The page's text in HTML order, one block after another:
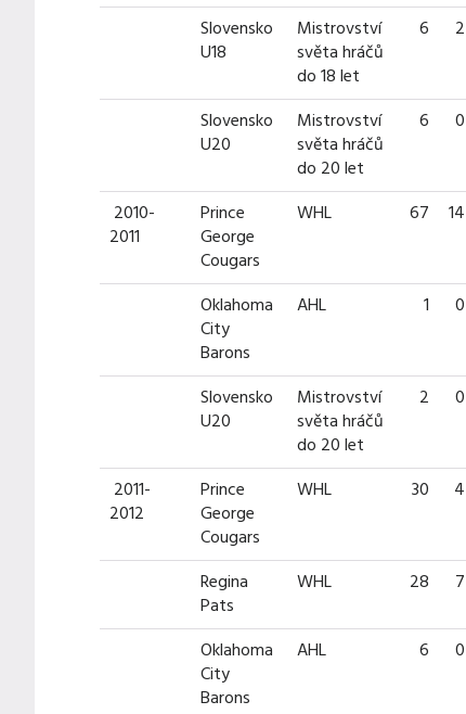
Slovensko
U18
Mistrovství
světa hráčů
do 18 let
6 2
Slovensko
U20
Mistrovství
světa hráčů
do 20 let
6 0
2010-
2011
Prince
George
Cougars
WHL 67 14
Oklahoma
City
Barons
AHL 1 0
Slovensko
U20
Mistrovství
světa hráčů
do 20 let
2 0
2011-
2012
Prince
George
Cougars
WHL 30 4
Regina
Pats
WHL 28 7
Oklahoma
City
Barons
AHL 6 0